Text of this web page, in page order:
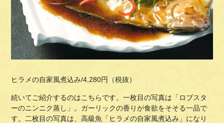
ヒラメの自家風煮込み/4,280円（税抜）
続いてご紹介するのはこちらです。一枚目の写真は「ロブスタ
ーのニンニク蒸し」。ガーリックの香りが食欲をそそる一品で
す。二枚目の写真は、高級魚「ヒラメの自家風煮込み」になり